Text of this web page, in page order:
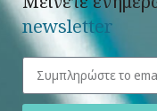
newsletter